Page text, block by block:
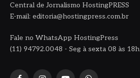
Central de Jornalismo HostingPRESS
E-mail: editoria@hostingpress.com.br
Fale no WhatsApp HostingPress
(11) 94792.0048 - Seg à sexta 08 às 18h